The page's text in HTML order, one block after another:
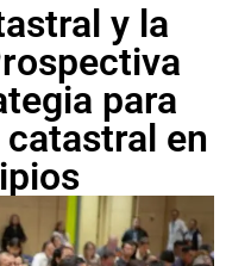
y la
para
en